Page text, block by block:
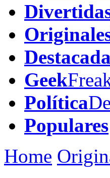
Geek
Política
Populares
Home